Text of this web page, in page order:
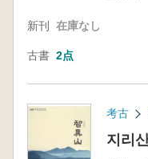
新刊 在庫なし
古書 2点
考古
지리